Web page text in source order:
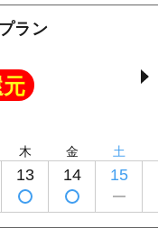
ラン
木
13
金
14
土
15